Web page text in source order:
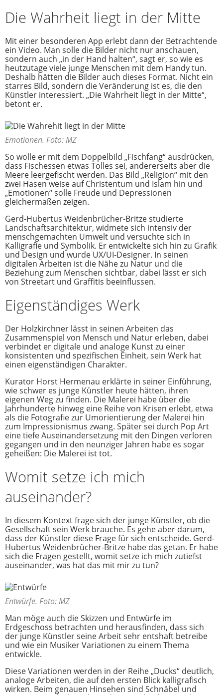
Die Wahrheit liegt in der Mitte
Mit einer besonderen App erlebt dann der Betrachtende
ein Video. Man solle die Bilder nicht nur anschauen,
sondern auch „in der Hand halten“, sagt er, so wie es
heutzutage viele junge Menschen mit dem Handy tun.
Deshalb hätten die Bilder auch dieses Format. Nicht ein
starres Bild, sondern die Veränderung ist es, die den
Künstler interessiert. „Die Wahrheit liegt in der Mitte“,
betont er.
Emotionen. Foto: MZ
So wolle er mit dem Doppelbild „Fischfang“ ausdrücken,
dass Fischessen etwas Tolles sei, andererseits aber die
Meere leergefischt werden. Das Bild „Religion“ mit den
zwei Hasen weise auf Christentum und Islam hin und
„Emotionen“ solle Freude und Depressionen
gleichermaßen zeigen.
Gerd-Hubertus Weidenbrücher-Britze studierte
Landschaftsarchitektur, widmete sich intensiv der
menschgemachten Umwelt und versuchte sich in
Kalligrafie und Symbolik. Er entwickelte sich hin zu Grafik
und Design und wurde UX/UI-Designer. In seinen
digitalen Arbeiten ist die Nähe zu Natur und die
Beziehung zum Menschen sichtbar, dabei lässt er sich
von Streetart und Graffitis beeinflussen.
Eigenständiges Werk
Der Holzkirchner lässt in seinen Arbeiten das
Zusammenspiel von Mensch und Natur erleben, dabei
verbindet er digitale und analoge Kunst zu einer
konsistenten und spezifischen Einheit, sein Werk hat
einen eigenständigen Charakter.
Kurator Horst Hermenau erklärte in seiner Einführung,
wie schwer es junge Künstler heute hätten, ihren
eigenen Weg zu finden. Die Malerei habe über die
Jahrhunderte hinweg eine Reihe von Krisen erlebt, etwa
als die Fotografie zur Umorientierung der Malerei hin
zum Impressionismus zwang. Später sei durch Pop Art
eine tiefe Auseinandersetzung mit den Dingen verloren
gegangen und in den neunziger Jahren habe es sogar
geheißen: Die Malerei ist tot.
Womit setze ich mich
auseinander?
In diesem Kontext frage sich der junge Künstler, ob die
Gesellschaft sein Werk brauche. Es gehe aber darum,
dass der Künstler diese Frage für sich entscheide. Gerd-
Hubertus Weidenbrücher-Britze habe das getan. Er habe
sich die Fragen gestellt, womit setze ich mich zutiefst
auseinander, was hat das mit mir zu tun?
Entwürfe. Foto: MZ
Man möge auch die Skizzen und Entwürfe im
Erdgeschoss betrachten und herausfinden, dass sich
der junge Künstler seine Arbeit sehr entshaft betreibe
und wie ein Musiker Variationen zu einem Thema
entwickle.
Diese Variationen werden in der Reihe „Ducks“ deutlich,
analoge Arbeiten, die auf den ersten Blick kalligrafisch
wirken. Beim genauen Hinsehen sind Schnäbel und